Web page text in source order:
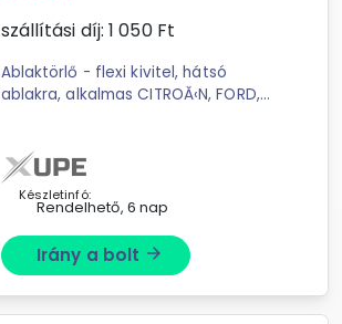
szállítási díj: 1 050Ft
Ablaktörlő - flexi kivitel, hátsó
ablakra, alkalmas CITROĂ‹N, FORD,
járművekhez, az egyes kompatibilis
modellek az ...
Készletinfó:
Rendelhető, 6 nap
Irány a bolt arrow_forward